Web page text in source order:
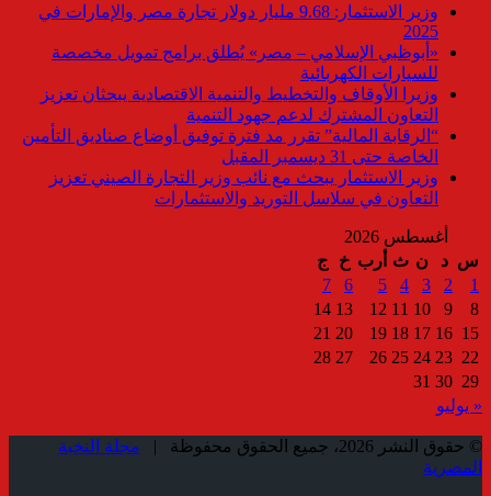
وزير الاستثمار: 9.68 مليار دولار تجارة مصر والإمارات في
2025
«أبوظبي الإسلامي – مصر» يُطلق برامج تمويل مخصصة
للسيارات الكهربائية
وزيرا الأوقاف والتخطيط والتنمية الاقتصادية يبحثان تعزيز
التعاون المشترك لدعم جهود التنمية
“الرقابة المالية” تقرر مد فترة توفيق أوضاع صناديق التأمين
الخاصة حتى 31 ديسمبر المقبل
وزير الاستثمار يبحث مع نائب وزير التجارة الصيني تعزيز
التعاون في سلاسل التوريد والاستثمارات
أغسطس 2026
س د ن ث أرب خ
ج
1
2
3
4
5
6
7
8
9
10
11
12
13
14
15
16
17
18
19
20
21
22
23
24
25
26
27
28
29
30
31
« يوليو
© حقوق النشر 2026، جميع الحقوق محفوظة |
مجلة النخبة
المصرية